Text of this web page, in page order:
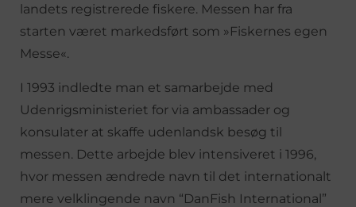
landets registrerede fiskere. Messen har fra
starten været markedsført som »Fiskernes egen
Messe«.
I 1993 indledte man et samarbejde med
Udenrigsministeriet for via ambassader og
konsulater at skaffe udenlandsk besøg til
messen. Dette arbejde blev intensiveret i 1996,
hvor messen ændrede navn til det internationalt
mere velklingende navn “DanFish International”